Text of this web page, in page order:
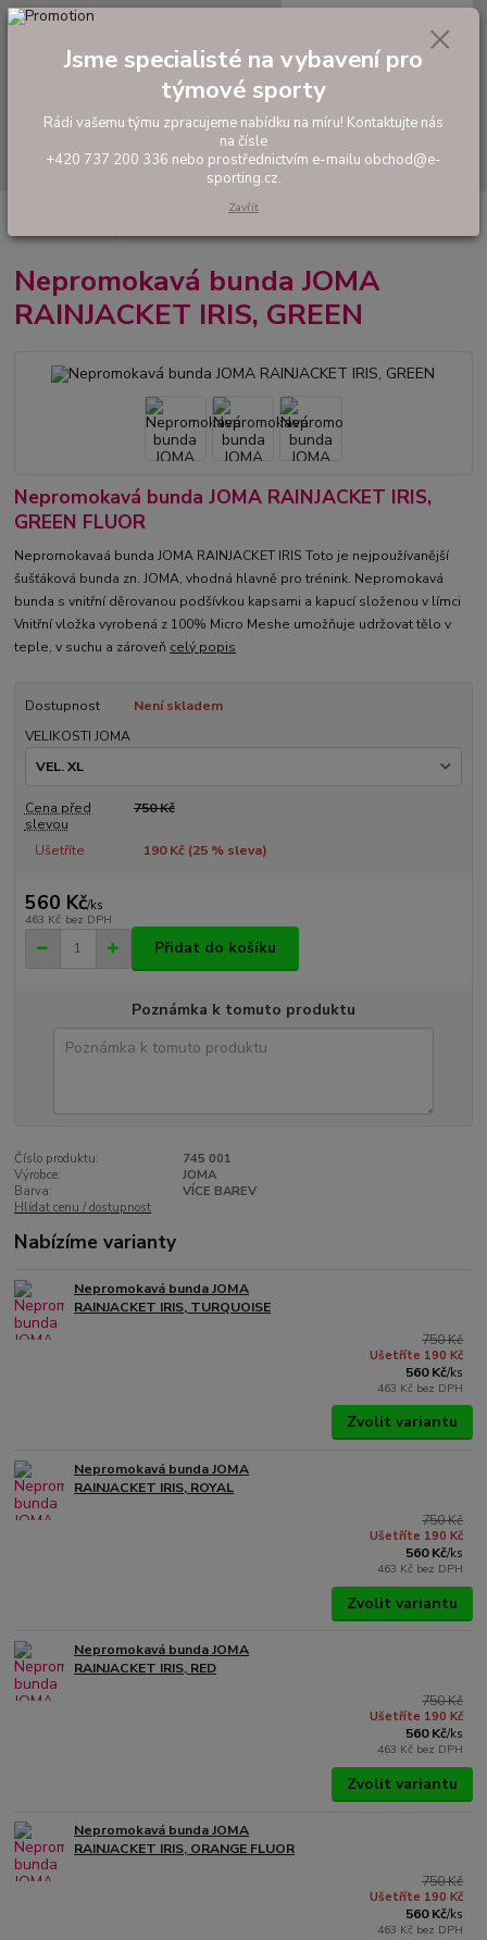
Hledat
tel: +420 737 200 336
0,00 Kč
Oblečení do deště
RAINJACKET IRIS, GREEN
Nepromokavá bunda JOMA
RAINJACKET IRIS, GREEN
Nepromokavá bunda JOMA RAINJACKET IRIS,
GREEN FLUOR
Nepromokavaá bunda JOMA RAINJACKET IRIS Toto je nejpoužívanější
šušťáková bunda zn. JOMA, vhodná hlavně pro trénink. Nepromokavá
bunda s vnitřní děrovanou podšívkou kapsami a kapucí složenou v límci
Vnitřní vložka vyrobená z 100% Micro Meshe umožňuje udržovat tělo v
teple, v suchu a zároveň celý popis
Dostupnost
Není skladem
VELIKOSTI JOMA
Cena před
slevou
750 Kč
Ušetříte 190 Kč (25% sleva)
560 Kč/ks
463 Kč bez DPH
Přidat do košíku
Poznámka k tomuto produktu
Číslo produktu:
745 001
Výrobce:
JOMA
Barva:
VÍCE BAREV
Hlídat cenu / dostupnost
Nabízíme varianty
Nepromokavá bunda JOMA
RAINJACKET IRIS, TURQUOISE
750 Kč
Ušetříte 190 Kč
560 Kč/ks
463 Kč bez DPH
Zvolit variantu
Nepromokavá bunda JOMA
RAINJACKET IRIS, ROYAL
750 Kč
Ušetříte 190 Kč
560 Kč/ks
463 Kč bez DPH
Zvolit variantu
Nepromokavá bunda JOMA
RAINJACKET IRIS, RED
750 Kč
Ušetříte 190 Kč
560 Kč/ks
463 Kč bez DPH
Zvolit variantu
Nepromokavá bunda JOMA
RAINJACKET IRIS, ORANGE FLUOR
750 Kč
Ušetříte 190 Kč
560 Kč/ks
463 Kč bez DPH
Jsme specialisté na vybavení pro
týmové sporty
Rádi vašemu týmu zpracujeme nabídku na míru! Kontaktujte nás
na čísle
+420 737 200 336 nebo prostřednictvím e-mailu obchod@e-
sporting.cz.
Zavřít